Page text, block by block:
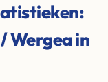
Wergea in